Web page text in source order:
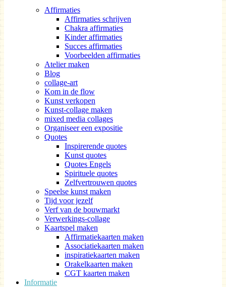
Affirmaties
Affirmaties schrijven
Chakra affirmaties
Kinder affirmaties
Succes affirmaties
Voorbeelden affirmaties
Atelier maken
Blog
collage-art
Kom in de flow
Kunst verkopen
Kunst-collage maken
mixed media collages
Organiseer een expositie
Quotes
Inspirerende quotes
Kunst quotes
Quotes Engels
Spirituele quotes
Zelfvertrouwen quotes
Speelse kunst maken
Tijd voor jezelf
Verf van de bouwmarkt
Verwerkings-collage
Kaartspel maken
Affirmatiekaarten maken
Associatiekaarten maken
inspiratiekaarten maken
Orakelkaarten maken
CGT kaarten maken
Informatie